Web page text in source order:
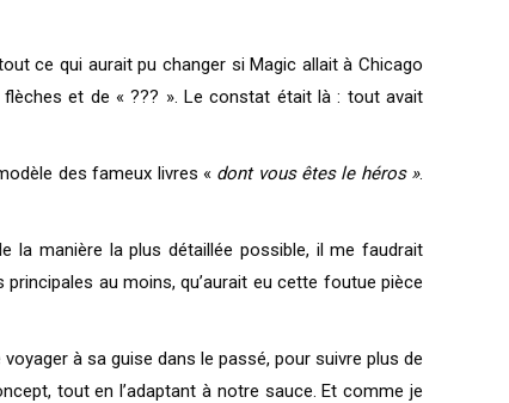
ce qui aurait pu changer si Magic allait à Chicago
flèches et de « ??? ». Le constat était là : tout avait
des fameux livres « dont vous êtes le héros ».
la manière la plus détaillée possible, il me faudrait
au moins, qu’aurait eu cette foutue pièce
à sa guise dans le passé, pour suivre plus de
tout en l’adaptant à notre sauce. Et comme je